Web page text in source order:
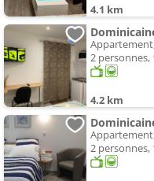
4.1 km
2 personnes,
4.2 km
2 personnes,